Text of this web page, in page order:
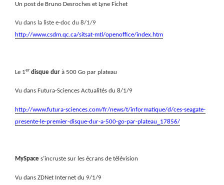
Un post de Bruno Desroches et Lyne Fichet
Vu dans la liste e-doc du 8/1/9
http://www.csdm.qc.ca/sitsat-mtl/openoffice/index.htm
Le 1er disque dur à 500 Go par plateau
Vu dans Futura-Sciences Actualités du 8/1/9
http://www.futura-sciences.com/fr/news/t/informatique/d/ces-seagate-
presente-le-premier-disque-dur-a-500-go-par-plateau_17856/
MySpace s’incruste sur les écrans de télévision
Vu dans ZDNet Internet du 9/1/9